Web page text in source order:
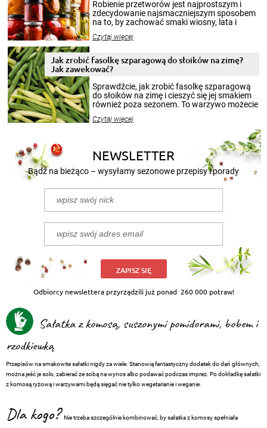
Robienie przetworów jest najprostszym i
zdecydowanie najsmaczniejszym sposobem
na to, by zachować smaki wiosny, lata i
krajobrazów, by cieszyć nimi oko w sezonie
pełni poczuć atmosferę cieplejszych
miesięcy. Przygotowanie słoików ze
patenty, które pozwolą zachować świeżość
przetworów.
Czytaj więcej
Jak zrobić fasolkę szparagową do słoików na zimę?
Jak zawekować?
Sprawdźcie, jak zrobić fasolkę szparagową
do słoików na zimę i cieszyć się jej smakiem
również poza sezonem. To warzywo możecie
nasze propozycje!
Czytaj więcej
NEWSLETTER
Bądź na bieżąco – wysyłamy sezonowe przepisy i porady
ZAPISZ SIĘ
Odbiorcy newslettera przyrządzili już ponad 260 000 potraw!
Sałatka z komosą, suszonymi pomidorami, bobem i
rzodkiewką
Przepisów na smakowite sałatki nigdy za wiele. Stanowią fantastyczny dodatek do dań głównych,
można jeść je solo, zabierać ze sobą na wynos albo podawać podczas imprez. Po dokładkę sałatki
z komosą ryżową i warzywami będą sięgać nie tylko wegetarianie i weganie.
Dla kogo?Nie trzeba szczególnie kombinować, by sałatka z komosy spełniała